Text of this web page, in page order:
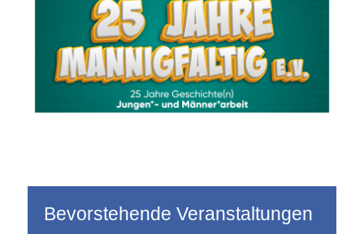
Bevorstehende Veranstaltungen